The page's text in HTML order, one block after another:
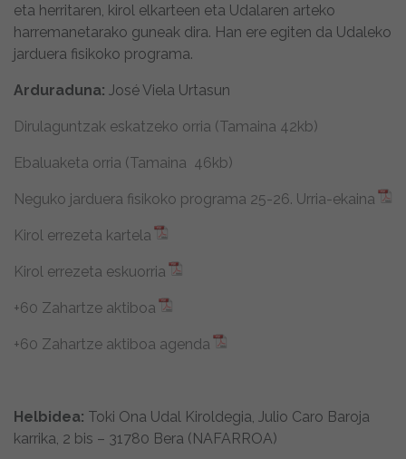
eta herritaren, kirol elkarteen eta Udalaren arteko
harremanetarako guneak dira. Han ere egiten da Udaleko
jarduera fisikoko programa.
Arduraduna: José Viela Urtasun
Dirulaguntzak eskatzeko orria (Tamaina 42kb)
Ebaluaketa orria (Tamaina 46kb)
Neguko jarduera fisikoko programa 25-26. Urria-ekaina
Kirol errezeta kartela
Kirol errezeta eskuorria
+60 Zahartze aktiboa
+60 Zahartze aktiboa agenda
Helbidea: Toki Ona Udal Kiroldegia, Julio Caro Baroja
karrika, 2 bis – 31780 Bera (NAFARROA)